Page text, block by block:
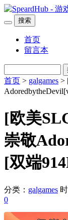
搜索
首页
留言本
首页 > galgames >
[欧美
崇敬
[双端
分类： galgames
0